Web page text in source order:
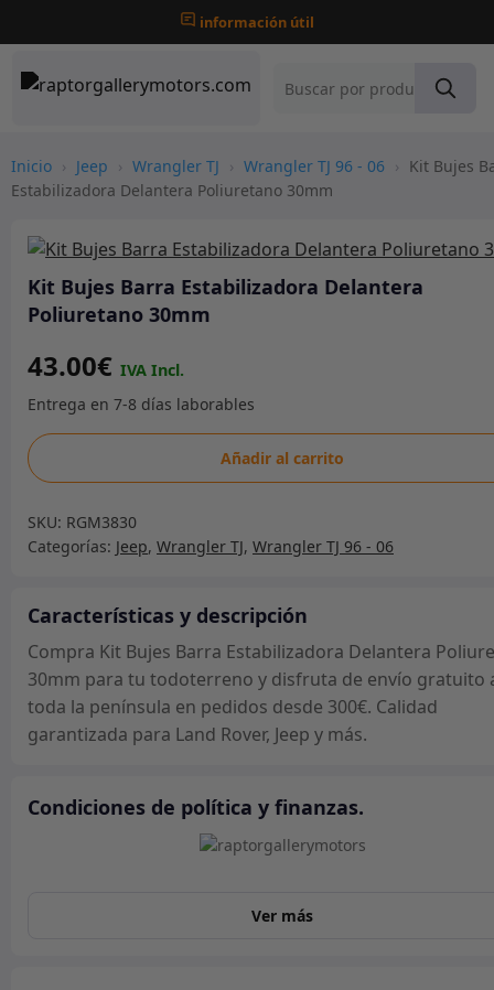
información útil
Inicio › Jeep › Wrangler TJ › Wrangler TJ 96 - 06 › Kit Bujes
Estabilizadora Delantera Poliuretano 30mm
Kit Bujes Barra Estabilizadora Delantera
Poliuretano 30mm
43.00€
Kit
Bujes
Estabilizadora
Delantera
30mm
Añadir al carrito
SKU: RGM3830
Categorías: Jeep, Wrangler TJ, Wrangler TJ 96 - 06
Características y descripción
Compra Kit Bujes Barra Estabilizadora Delantera
30mm para tu todoterreno y disfruta de envío gratuito
toda la península en pedidos desde 300€. Calidad
garantizada para Land Rover, Jeep y más.
Condiciones de política y finanzas.
Ver más